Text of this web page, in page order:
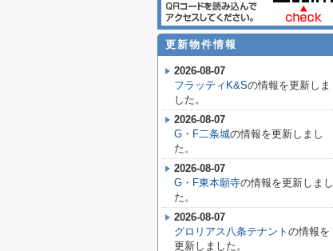
更新物件情報
2026-08-07
フラッティK&Sの情報を更新しま
した。
2026-08-07
G・F二条城の情報を更新しまし
た。
2026-08-07
G・F東本願寺の情報を更新しまし
た。
2026-08-07
グロリアス八条テナント の情報を
更新しました。